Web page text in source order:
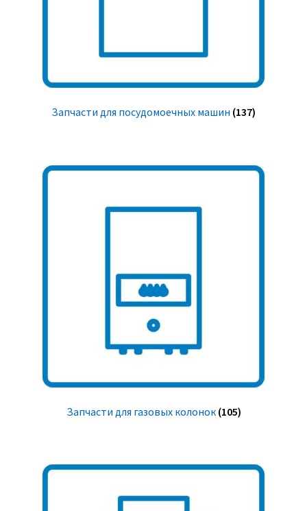
Запчасти для посудомоечных машин (137)
Запчасти для газовых колонок (105)